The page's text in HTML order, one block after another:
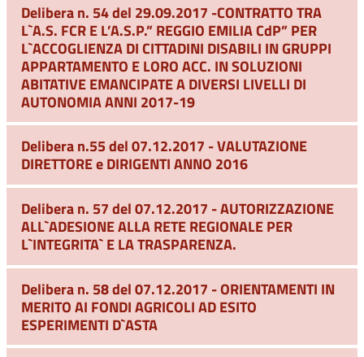
Delibera n. 54 del 29.09.2017 -CONTRATTO TRA
L`A.S. FCR E L’A.S.P.” REGGIO EMILIA CdP” PER
L`ACCOGLIENZA DI CITTADINI DISABILI IN GRUPPI
APPARTAMENTO E LORO ACC. IN SOLUZIONI
ABITATIVE EMANCIPATE A DIVERSI LIVELLI DI
AUTONOMIA ANNI 2017-19
Delibera n.55 del 07.12.2017 - VALUTAZIONE
DIRETTORE e DIRIGENTI ANNO 2016
Delibera n. 57 del 07.12.2017 - AUTORIZZAZIONE
ALL`ADESIONE ALLA RETE REGIONALE PER
L`INTEGRITA` E LA TRASPARENZA.
Delibera n. 58 del 07.12.2017 - ORIENTAMENTI IN
MERITO AI FONDI AGRICOLI AD ESITO
ESPERIMENTI D`ASTA